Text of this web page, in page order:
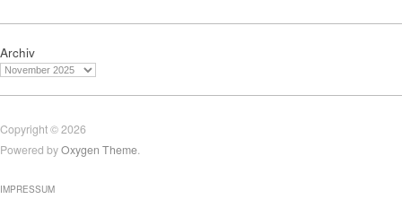
Archiv
Copyright © 2026
Powered byOxygen Theme
IMPRESSUM